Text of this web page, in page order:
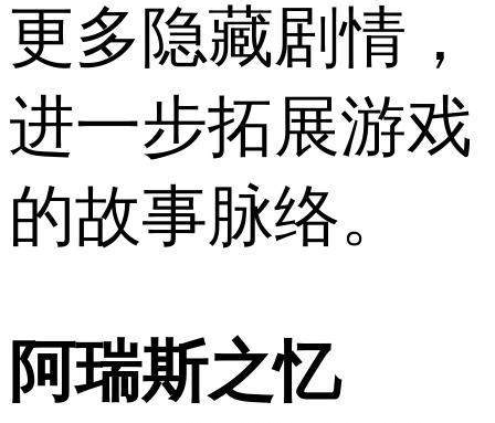
更多隐藏剧情，
进一步拓展游戏
的故事脉络。
阿瑞斯之忆